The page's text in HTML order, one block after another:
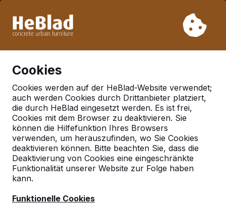
Woche 33 nicht. Bitte berücksichtigen Sie daher längere
Cookies
Cookies werden auf der HeBlad-Website verwendet;
auch werden Cookies durch Drittanbieter platziert,
die durch HeBlad eingesetzt werden. Es ist frei,
Cookies mit dem Browser zu deaktivieren. Sie
können die Hilfefunktion Ihres Browsers
verwenden, um herauszufinden, wo Sie Cookies
deaktivieren können. Bitte beachten Sie, dass die
Deaktivierung von Cookies eine eingeschränkte
Funktionalität unserer Website zur Folge haben
kann.
Funktionelle Cookies
Deutschland
Referenties in:Nieder olm